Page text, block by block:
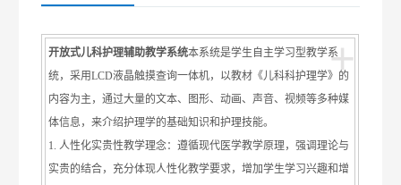
+
开放式儿科护理辅助教学系统本系统是学生自主学习型教学系
统，采用LCD液晶触摸查询一体机，以教材《儿科科护理学》的
内容为主，通过大量的文本、图形、动画、声音、视频等多种媒
体信息，来介绍护理学的基础知识和护理技能。
1. 人性化实贵性教学理念：遵循现代医学教学原理，强调理论与
实贵的结合，充分体现人性化教学要求，增加学生学习兴趣和增